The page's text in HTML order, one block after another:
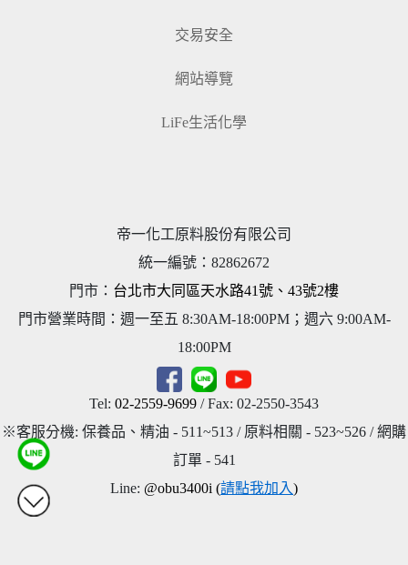
交易安全
網站導覽
LiFe生活化學
帝一化工原料股份有限公司
統一編號 ： 82862672
門市： 台北市大同區天水路41號、43號2樓
門市營業時間：週一至五 8:30AM-18:00PM；週六 9:00AM-
18:00PM
Tel: 02-2559-9699 / Fax: 02-2550-3543
※客服分機: 保養品、精油 - 511~513 / 原料相關 - 523~526 / 網購
訂單 - 541
Line: @obu3400i (請點我加入)